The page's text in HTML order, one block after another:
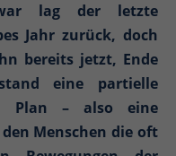
lag der letzte
Jahr zurück, doch
bereits jetzt, Ende
eine partielle
Plan – also eine
Menschen die oft